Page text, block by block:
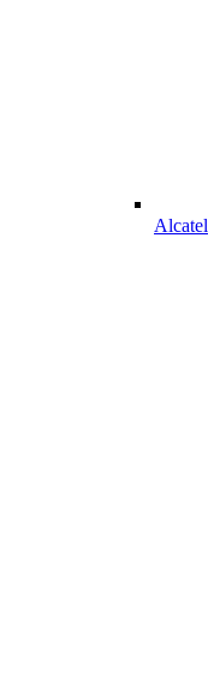
Alcatel